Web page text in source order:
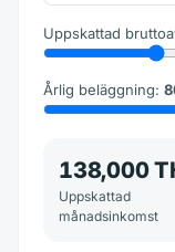
Uppskattad
Årlig beläggning:
138,000
Uppskattad
månadsinkomst